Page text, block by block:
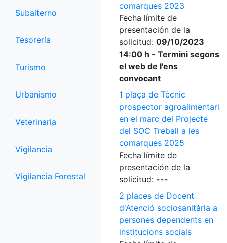
Subalterno
Tesorería
Turismo
Urbanismo
Veterinaria
Vigilancia
Vigilancia Forestal
comarques 2023
Fecha límite de
presentación de la
solicitud: 09/10/2023
14:00 h - Termini segons
el web de l'ens
convocant
1 plaça de Tècnic
prospector agroalimentari
en el marc del Projecte
del SOC Treball a les
comarques 2025
Fecha límite de
presentación de la
solicitud: ---
2 places de Docent
d'Atenció sociosanitària a
persones dependents en
institucions socials